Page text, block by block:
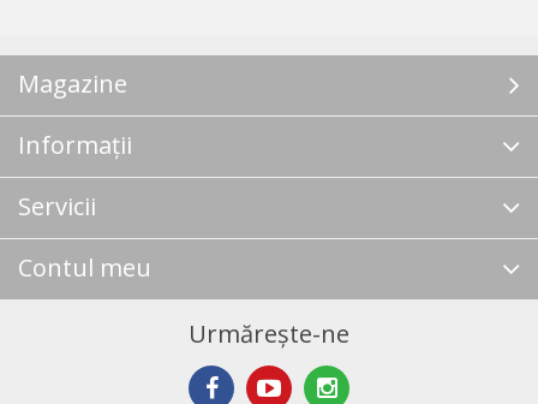
Magazine
Informații
Servicii
Contul meu
Urmărește-ne